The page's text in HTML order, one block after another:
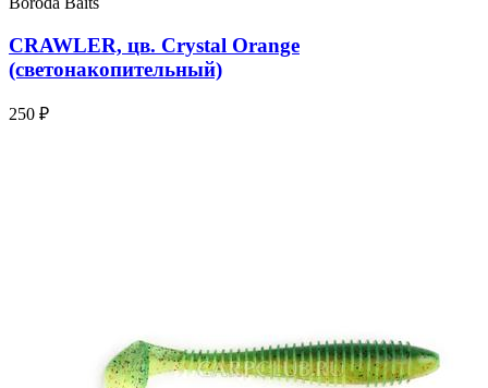
CRAWLER, цв. Crystal Orange
(светонакопительный)
250 ₽